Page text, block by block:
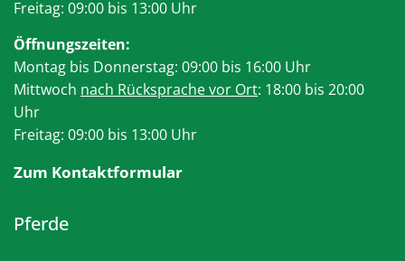
Freitag: 09:00 bis 13:00 Uhr
Öffnungszeiten:
Montag bis Donnerstag: 09:00 bis 16:00 Uhr
Mittwoch nach Rücksprache vor Ort: 18:00 bis 20:00
Uhr
Freitag: 09:00 bis 13:00 Uhr
Zum Kontaktformular
Pferde